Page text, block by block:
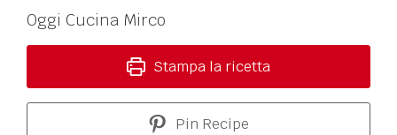
Oggi Cucina Mirco
Stampa la ricetta
Pin Recipe